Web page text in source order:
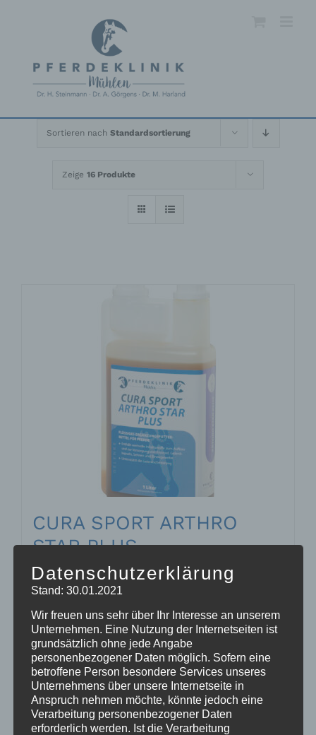
Sortieren nach Standardsortierung
Zeige 16 Produkte
CURA SPORT ARTHRO
STAR PLUS
55,58 Enthält 7% Mehrwertsteuer
Lieferzeit: sofort lieferbar
In den Warenkorb Details
Datenschutzerklärung
Stand: 30.01.2021
Wir freuen uns sehr über Ihr Interesse an unserem
Unternehmen. Eine Nutzung der Internetseiten ist
grundsätzlich ohne jede Angabe
personenbezogener Daten möglich. Sofern eine
betroffene Person besondere Services unseres
Unternehmens über unsere Internetseite in
Anspruch nehmen möchte, könnte jedoch eine
Verarbeitung personenbezogener Daten
erforderlich werden. Ist die Verarbeitung